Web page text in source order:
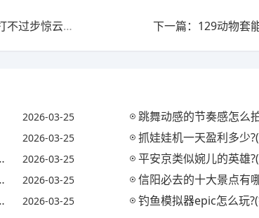
上一篇：聂风后期为什么比不上步惊云?(聂风打不过步惊云吗) 下一篇：129动物套
2026-03-25 跳舞动感的节奏感怎么拍的?(跳舞
2026-03-25 抓娃娃机一天盈利多少?(抓
2026-03-25 平安京类似婉儿的英雄?(平
2026-03-25 信阳必去的十大景点有哪些?(信阳
2026-03-25 钓鱼模拟器epic怎么玩